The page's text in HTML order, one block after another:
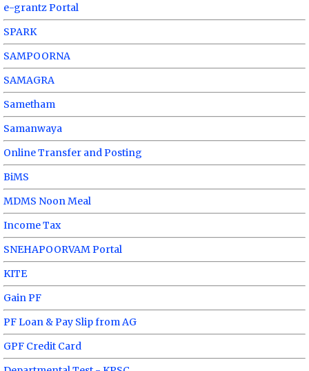
e-grantz Portal
SPARK
SAMPOORNA
SAMAGRA
Sametham
Samanwaya
Online Transfer and Posting
BiMS
MDMS Noon Meal
Income Tax
SNEHAPOORVAM Portal
KITE
Gain PF
PF Loan & Pay Slip from AG
GPF Credit Card